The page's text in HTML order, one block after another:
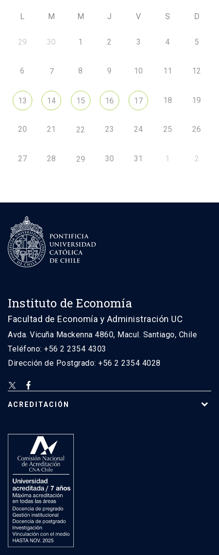
L M M J V S D
29 30 1 2 3 4 5
6 7 8 9 10 11 12
13 14 15 16 17 18 19
20 21 22 23 24 25 26
27 28 29 30 31 1 2
Instituto de Economía
Facultad de Economía y Administración UC
Avda. Vicuña Mackenna 4860, Macul. Santiago, Chile
Teléfono: +56 2 2354 4303
Dirección de Postgrado: +56 2 2354 4028
ACREDITACIÓN